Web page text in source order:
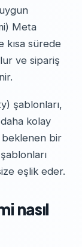
Meta
kısa sürede
ve sipariş
şablonları,
kolay
beklenen bir
eşlik eder.
nasıl